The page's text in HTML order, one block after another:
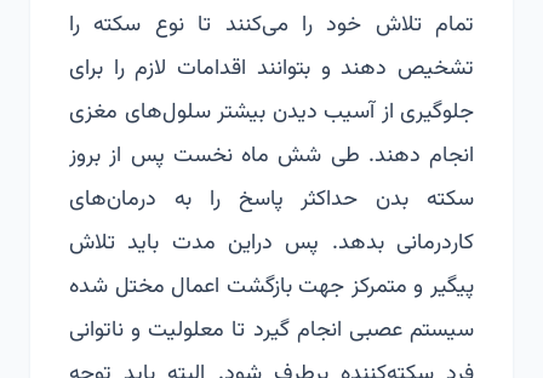
تمام تلاش خود را می‌کنند تا نوع سکته را
تشخیص دهند و بتوانند اقدامات لازم را برای
جلوگیری از آسیب دیدن بیشتر سلول‌های مغزی
انجام دهند. طی شش ماه نخست پس از بروز
سکته بدن حداکثر پاسخ را به درمان‌های
کاردرمانی بدهد. پس دراین مدت باید تلاش
پیگیر و متمرکز جهت بازگشت اعمال مختل شده
سیستم عصبی انجام گیرد تا معلولیت و ناتوانی